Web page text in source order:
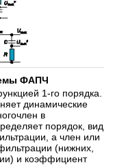
ФАПЧ
1-го порядка.
динамические
в
порядок, вид
а член или
(нижних,
и коэффициент